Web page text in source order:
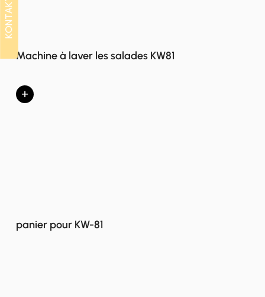
Machine à laver les salades KW81
+
panier pour KW-81
KONTAKT
KONTAKT